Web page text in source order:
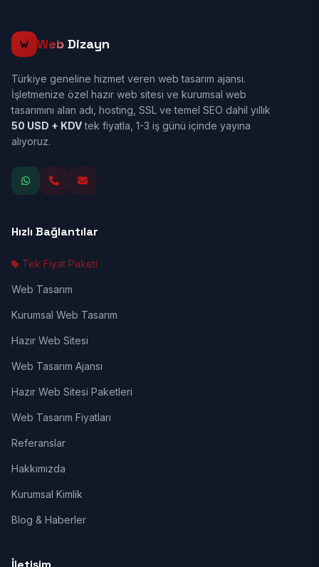
Web Dizayn
Türkiye geneline hizmet veren web tasarım ajansı.
İşletmenize özel hazır web sitesi ve kurumsal web
tasarımını alan adı, hosting, SSL ve temel SEO dahil yıllık
50 USD + KDVtek fiyatla, 1-3 iş günü içinde yayına
alıyoruz.
Hızlı Bağlantılar
Tek Fiyat Paketi
Web Tasarım
Kurumsal Web Tasarım
Hazır Web Sitesi
Web Tasarım Ajansı
Hazır Web Sitesi Paketleri
Web Tasarım Fiyatları
Referanslar
Hakkımızda
Kurumsal Kimlik
Blog & Haberler